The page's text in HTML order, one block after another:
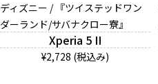
ディズニー / 『ツイステッドワン
ダーランド/サバナクロー寮』
Xperia 5 II
¥2,728 (税込み)